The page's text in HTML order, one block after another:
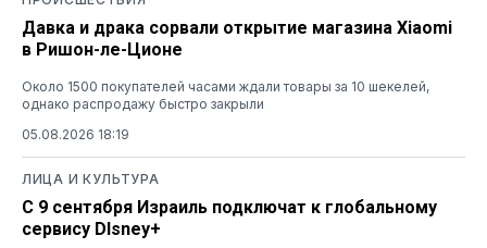
Давка и драка сорвали открытие магазина Xiaomi
в Ришон-ле-Ционе
Около 1500 покупателей часами ждали товары за 10 шекелей,
однако распродажу быстро закрыли
05.08.2026 18:19
ЛИЦА И КУЛЬТУРА
С 9 сентября Израиль подключат к глобальному
сервису DIsney+